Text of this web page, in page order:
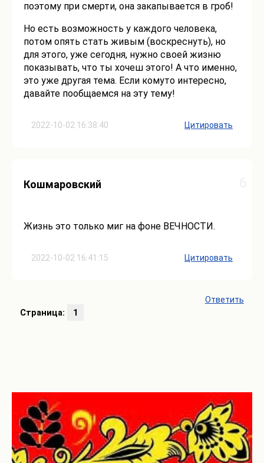
2022-10-02 16:38:40
поэтому при смерти, она закапывается в гроб!
Но есть возможность у каждого человека,
потом опять стать живым (воскреснуть), но
для этого, уже сегодня, нужно своей жизню
показывать, что ты хочеш этого! А что именно,
это уже другая тема. Если комуто интересно,
давайте пообщаемся на эту тему!
Цитировать
2022-10-02 16:41:15
Кошмаровский
Жизнь это только миг на фоне ВЕЧНОСТИ.
Цитировать
Ответить
Страница:
1